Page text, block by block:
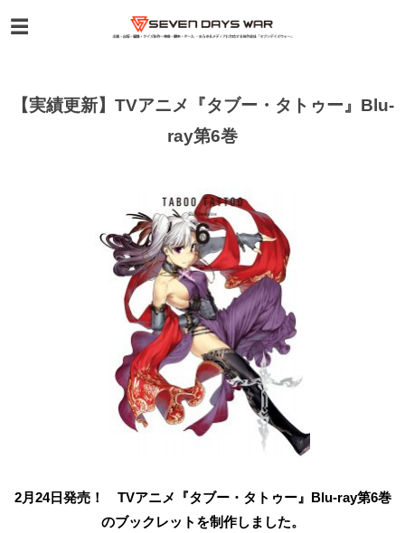
【実績更新】TVアニメ『タブー・タトゥー』Blu-
ray第6巻
2月24日発売！ TVアニメ『タブー・タトゥー』Blu-ray第6巻
のブックレットを制作しました。